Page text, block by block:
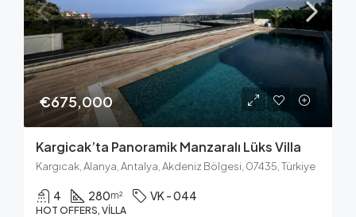
€675,000
Kargicak’ta Panoramik Manzaralı Lüks Villa
Kargıcak, Alanya, Antalya, Akdeniz Bölgesi, 07435, Türkiye
4 280m² VK - 044
HOT OFFERS, VILLA